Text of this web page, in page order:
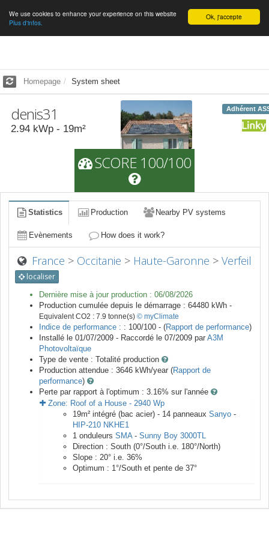
English Ok, j'accepte
We use cookies to enhance your experience on this website
Plus d'infos.
Homepage System sheet
denis31
2.94 kWp - 19m²
Adhérent
SCORE 100/100
Statistics Production Nearby PV systems
Evènements How does it work?
France > Occitanie > Haute-Garonne >Verfeil
localiser
Dernière mise à jour production : 06/08/2026
Production cumulée depuis le démarrage : 64480 kWh -
Equivalent CO2 : 7.9 tonne(s) © myClimate
Indice de performance : : 100/100 - (Rapport de performance)
Installé le 01/07/2009 - Raccordé le 07/2009 par A3M
Photovoltaïque
Type de vente : Totalité production
Production attendue : 3646 kWh/year (Rapport de
performance)
Perte par rapport à l'optimum : 3.16% sur l'année
Zone: Roof of a House - 2940 Wp
19m² intégré (bac acier) - 14 panneaux Sanyo -
HIP-210 NKHE1
1 onduleurs SMA - Sunny Boy 3000TL
Direction : South (0°/South i.e. 180°/North)
Slope : 20° i.e. 36%
Optimum : 1°/South et pente de 37°